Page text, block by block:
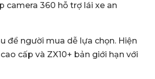
camera 360 hỗ trợ lái xe an
để người mua dễ lựa chọn. Hiện
cấp và ZX10+ bản giới hạn với